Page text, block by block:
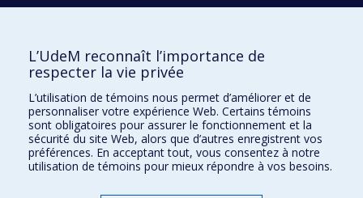
Kinésiologie et des sciences de l’activité physique
Orthophonie et audiologie
Réadaptation
Directions
DPC
CPASS
L’UdeM reconnaît l’importance de
respecter la vie privée
L’utilisation de témoins nous permet d’améliorer et de
personnaliser votre expérience Web. Certains témoins
sont obligatoires pour assurer le fonctionnement et la
sécurité du site Web, alors que d’autres enregistrent vos
préférences. En acceptant tout, vous consentez à notre
utilisation de témoins pour mieux répondre à vos besoins.